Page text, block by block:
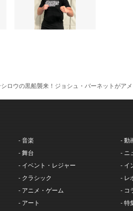
ロウの黒船襲来！ジョシュ・バーネットがア
- 音楽
- 舞台
- イベント・レジャー
- クラシック
- アニメ・ゲーム
- アート
- 動
- ニ
- イ
- レ
- コ
- 特